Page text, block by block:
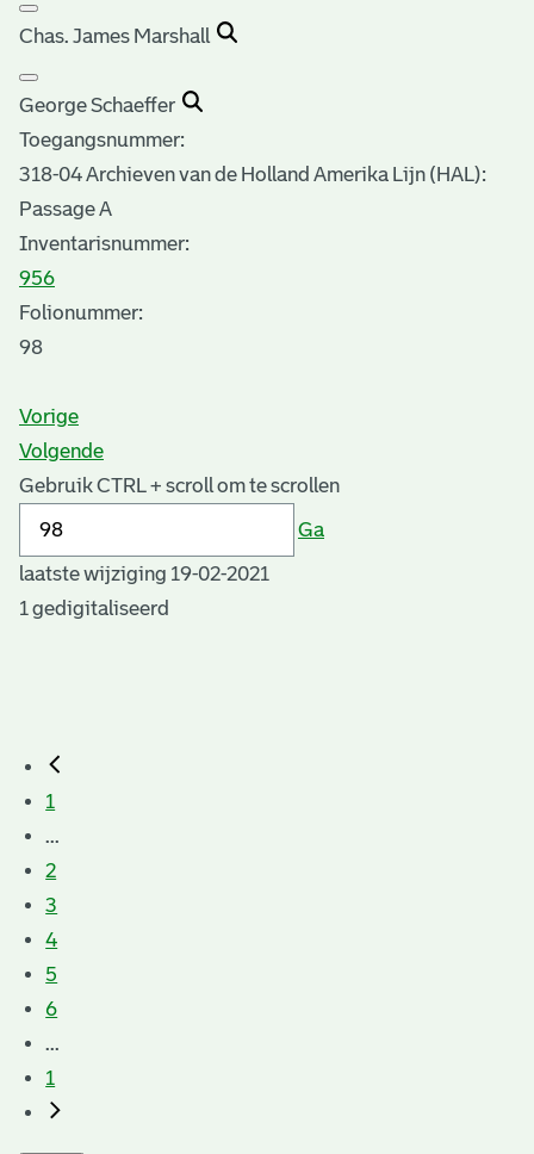
Chas. James Marshall
George Schaeffer
Toegangsnummer:
318-04 Archieven van de Holland Amerika Lijn (HAL):
Passage A
Inventarisnummer:
956
Folionummer:
98
Vorige
Volgende
Gebruik CTRL + scroll om te scrollen
Ga
laatste wijziging 19-02-2021
1 gedigitaliseerd
1
...
2
3
4
5
6
...
1